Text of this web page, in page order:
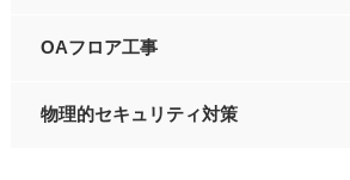
OAフロア工事
物理的セキュリティ対策